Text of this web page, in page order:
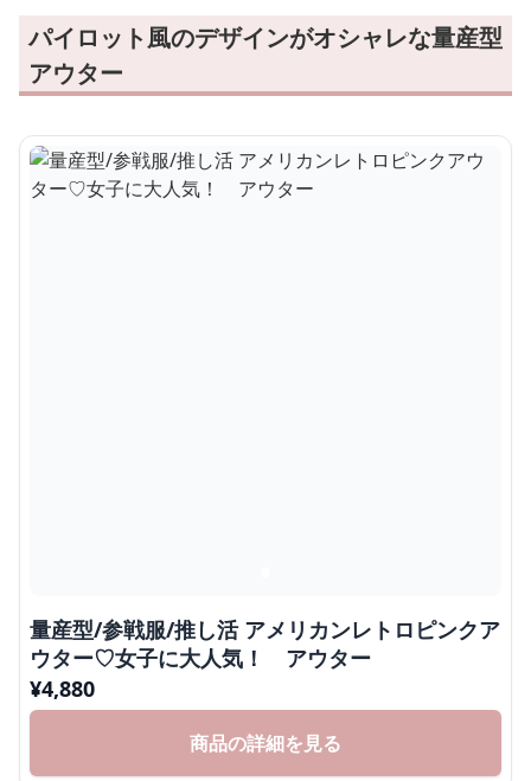
パイロット風のデザインがオシャレな量産型
アウター
量産型/参戦服/推し活 アメリカンレトロピンクア
ウター♡女子に大人気！ アウター
¥4,880
商品の詳細を見る